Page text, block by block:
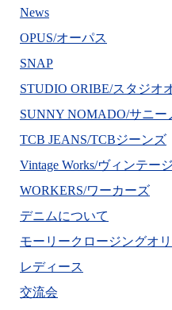
News
OPUS/オーパス
SNAP
STUDIO ORIBE/スタジオ
SUNNY NOMADO/サニー
TCB JEANS/TCBジーンズ
Vintage Works/ヴィンテー
WORKERS/ワーカーズ
デニムについて
モーリークロージングオ
レディース
交流会